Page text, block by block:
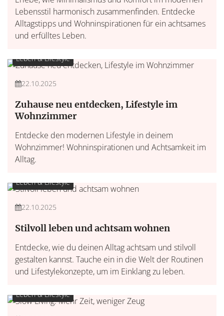
Lebensstil harmonisch zusammenfinden. Entdecke
Alltagstipps und Wohninspirationen für ein achtsames
und erfülltes Leben.
Leben & Lifestyle
22.10.2025
Zuhause neu entdecken, Lifestyle im
Wohnzimmer
Entdecke den modernen Lifestyle in deinem
Wohnzimmer! Wohninspirationen und Achtsamkeit im
Alltag.
Leben & Lifestyle
22.10.2025
Stilvoll leben und achtsam wohnen
Entdecke, wie du deinen Alltag achtsam und stilvoll
gestalten kannst. Tauche ein in die Welt der Routinen
und Lifestylekonzepte, um im Einklang zu leben.
Leben & Lifestyle